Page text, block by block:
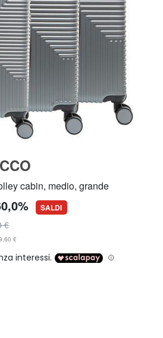
cabin, medio, grande
SALDI
€
€